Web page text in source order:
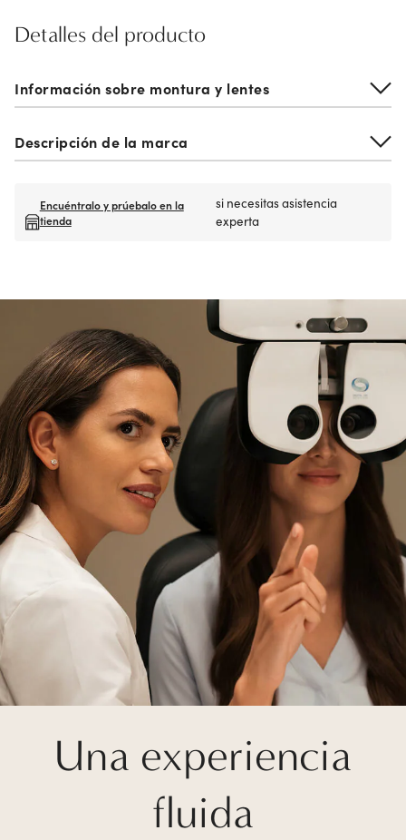
Detalles del producto
Información sobre montura y lentes
Descripción de la marca
Encuéntralo y prúebalo en la
tienda
si necesitas asistencia
experta
Una experiencia
fluida